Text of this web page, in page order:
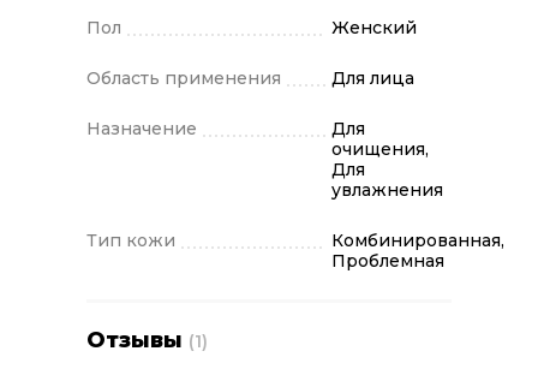
средств входят натуральные
проверяются группой специалистов на
Научные изобретения и творческий
подход к созданию товаров позволяет
бренду оставаться на вершине
века.
Пол Женский
Область применения Для лица
Назначение
Для
очищения,
Для
увлажнения
Тип кожи
Комбинированная,
Проблемная
Отзывы (1)